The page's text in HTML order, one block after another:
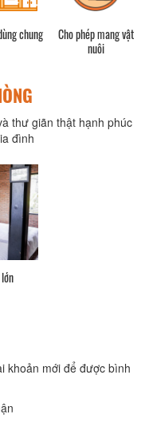
chung
Cho phép mang vật
nuôi
thư giãn thật hạnh phúc
đình
khoản mới để được bình